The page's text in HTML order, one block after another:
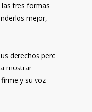
tres formas
mejor,
derechos pero
mostrar
firme y su voz